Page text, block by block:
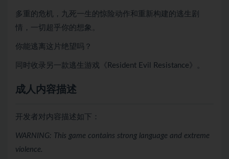
多重的危机，九死一生的惊险动作和重新构建的逃生剧
情，一切超乎你的想象。
你能逃离这片绝望吗？
同时收录另一款逃生游戏《Resident Evil Resistance》。
成人内容描述
开发者对内容描述如下：
WARNING: This game contains strong language and extreme
violence.